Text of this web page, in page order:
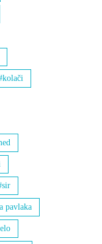
kolači
sir
pavlaka